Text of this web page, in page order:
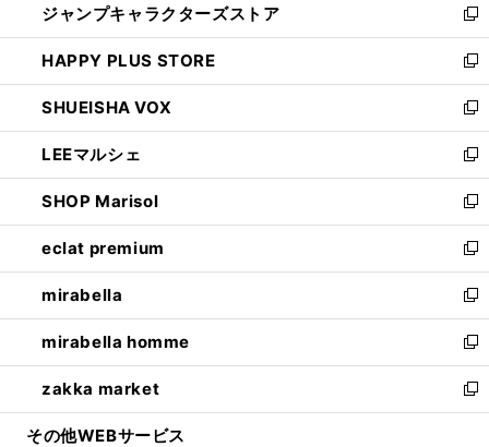
く
ィ
ン
ド
ウ
で
開
く
い
ウ
ィ
ン
ド
ウ
で
開
く
ジャンプキャラクターズストア
新
し
い
ウ
ィ
ン
ド
ウ
で
開
く
HAPPY PLUS STORE
新
し
い
ウ
ィ
ン
ド
ウ
で
開
く
SHUEISHA VOX
新
し
い
ウ
ィ
ン
ド
ウ
で
開
く
LEEマルシェ
新
し
い
ウ
ィ
ン
ド
ウ
で
開
く
SHOP Marisol
新
し
い
ウ
ィ
ン
ド
ウ
で
開
eclat premium
新
し
い
ウ
ィ
ン
ド
ウ
mirabella
新
し
い
ウ
ィ
ン
mirabella homme
新
し
い
ウ
zakka market
新
し
その他WEBサービス